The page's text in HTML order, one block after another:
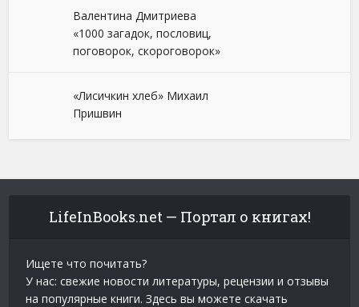
Валентина Дмитриева
«1000 загадок, пословиц,
поговорок, скороговорок»
«Лисичкин хлеб» Михаил
Пришвин
LifeInBooks.net — Портал о книгах!
Ищете что почитать?
У нас: свежие новости литературы, рецензии и отзывы
на популярные книги. Здесь вы можете скачать